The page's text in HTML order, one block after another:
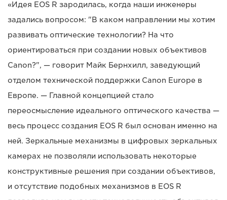
«Идея EOS R зародилась, когда наши инженеры
задались вопросом: "В каком направлении мы хотим
развивать оптические технологии? На что
ориентироваться при создании новых объективов
Canon?", — говорит Майк Бернхилл, заведующий
отделом технической поддержки Canon Europe в
Европе. — Главной концепцией стало
переосмысление идеального оптического качества —
весь процесс создания EOS R был основан именно на
ней. Зеркальные механизмы в цифровых зеркальных
камерах не позволяли использовать некоторые
конструктивные решения при создании объективов,
и отсутствие подобных механизмов в EOS R